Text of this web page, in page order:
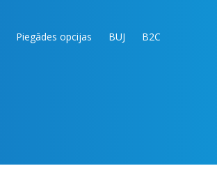
Piegādes opcijas BUJ B2C